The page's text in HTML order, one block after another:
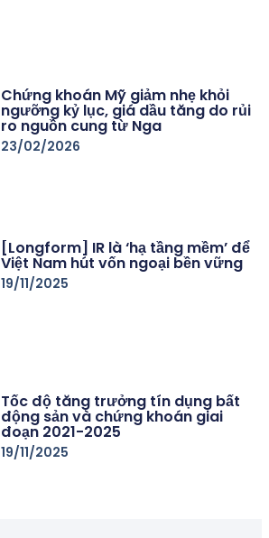
Chứng khoán Mỹ giảm nhẹ khỏi
ngưỡng kỷ lục, giá dầu tăng do rủi
ro nguồn cung từ Nga
23/02/2026
[Longform] IR là ‘hạ tầng mềm’ để
Việt Nam hút vốn ngoại bền vững
19/11/2025
Tốc độ tăng trưởng tín dụng bất
động sản và chứng khoán giai
đoạn 2021-2025
19/11/2025